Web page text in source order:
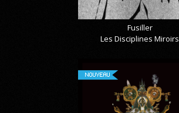
Fusiller
Les Disciplines Miroirs
NOUVEAU